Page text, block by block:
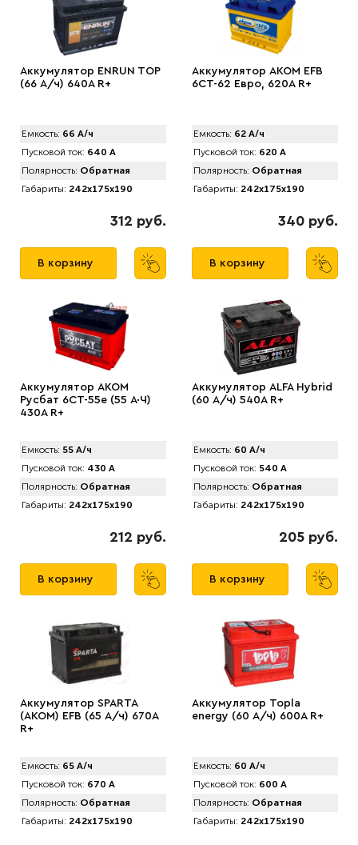
Аккумулятор ENRUN TOP
(66 А/ч) 640A R+
Емкость: 66 А/ч
Пусковой ток: 640 А
Полярность: Обратная
Габариты: 242x175x190
312 руб.
В корзину
Аккумулятор AKOM EFB
6CT-62 Евро, 620A R+
Емкость: 62 А/ч
Пусковой ток: 620 А
Полярность: Обратная
Габариты: 242x175x190
340 руб.
В корзину
Аккумулятор AКОМ
Русбат 6СТ-55е (55 А·Ч)
430A R+
Емкость: 55 А/ч
Пусковой ток: 430 А
Полярность: Обратная
Габариты: 242x175x190
212 руб.
В корзину
Аккумулятор ALFA Hybrid
(60 А/ч) 540A R+
Емкость: 60 А/ч
Пусковой ток: 540 А
Полярность: Обратная
Габариты: 242x175x190
205 руб.
В корзину
Аккумулятор SPARTA
(АKOM) EFB (65 А/ч) 670A
R+
Емкость: 65 А/ч
Пусковой ток: 670 А
Полярность: Обратная
Габариты: 242x175x190
Аккумулятор Topla
energy (60 А/ч) 600А R+
Емкость: 60 А/ч
Пусковой ток: 600 А
Полярность: Обратная
Габариты: 242x175x190